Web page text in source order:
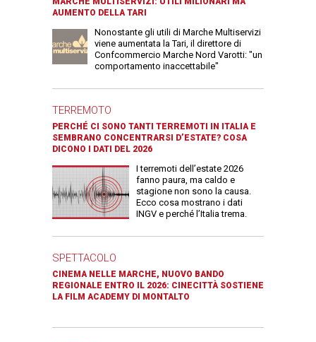
AUMENTO DELLA TARI
Nonostante gli utili di Marche Multiservizi
viene aumentata la Tari, il direttore di
Confcommercio Marche Nord Varotti: "un
comportamento inaccettabile"
TERREMOTO
PERCHÉ CI SONO TANTI TERREMOTI IN ITALIA E
SEMBRANO CONCENTRARSI D’ESTATE? COSA
DICONO I DATI DEL 2026
I terremoti dell’estate 2026
fanno paura, ma caldo e
stagione non sono la causa.
Ecco cosa mostrano i dati
INGV e perché l’Italia trema.
SPETTACOLO
CINEMA NELLE MARCHE, NUOVO BANDO
REGIONALE ENTRO IL 2026: CINECITTÀ SOSTIENE
LA FILM ACADEMY DI MONTALTO